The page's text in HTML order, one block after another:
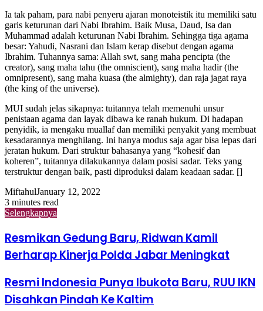
Ia tak paham, para nabi penyeru ajaran monoteistik itu memiliki satu
garis keturunan dari Nabi Ibrahim. Baik Musa, Daud, Isa dan
Muhammad adalah keturunan Nabi Ibrahim. Sehingga tiga agama
besar: Yahudi, Nasrani dan Islam kerap disebut dengan agama
Ibrahim. Tuhannya sama: Allah swt, sang maha pencipta (the
creator), sang maha tahu (the omniscient), sang maha hadir (the
omnipresent), sang maha kuasa (the almighty), dan raja jagat raya
(the king of the universe).
MUI sudah jelas sikapnya: tuitannya telah memenuhi unsur
penistaan agama dan layak dibawa ke ranah hukum. Di hadapan
penyidik, ia mengaku muallaf dan memiliki penyakit yang membuat
kesadarannya menghilang. Ini hanya modus saja agar bisa lepas dari
jeratan hukum. Dari struktur bahasanya yang “kohesif dan
koheren”, tuitannya dilakukannya dalam posisi sadar. Teks yang
terstruktur dengan baik, pasti diproduksi dalam keadaan sadar. []
MiftahulJanuary 12, 2022
3 minutes read
Selengkapnya
Resmikan Gedung Baru, Ridwan Kamil
Berharap Kinerja Polda Jabar Meningkat
Resmi Indonesia Punya Ibukota Baru, RUU IKN
Disahkan Pindah Ke Kaltim